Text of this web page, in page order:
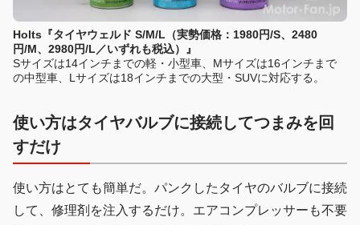
Holts『タイヤウェルド S/M/L（実勢価格：1980円/S、2480
円/M、2980円/L／いずれも税込）』
Sサイズは14インチまでの軽・小型車、Mサイズは16インチまで
の中型車、Lサイズは18インチまでの大型・SUVに対応する。
使い方はタイヤバルブに接続してつまみを回
すだけ
使い方はとても簡単だ。パンクしたタイヤのバルブに接続
して、修理剤を注入するだけ。エアコンプレッサーも不要